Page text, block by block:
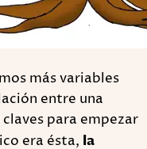
más variables
entre una
para empezar
era ésta, la